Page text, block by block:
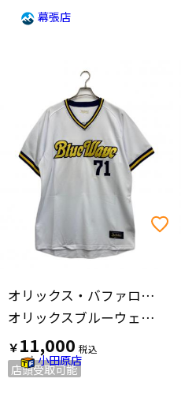
幕張店
オリックス・バファローズ
オリックスブルーウェーブ復刻ユニフォーム 岸田監督 #71 メンズ SIZE XO(XXL相当) ホワイト
￥11,000
店頭受取可能
小田原店